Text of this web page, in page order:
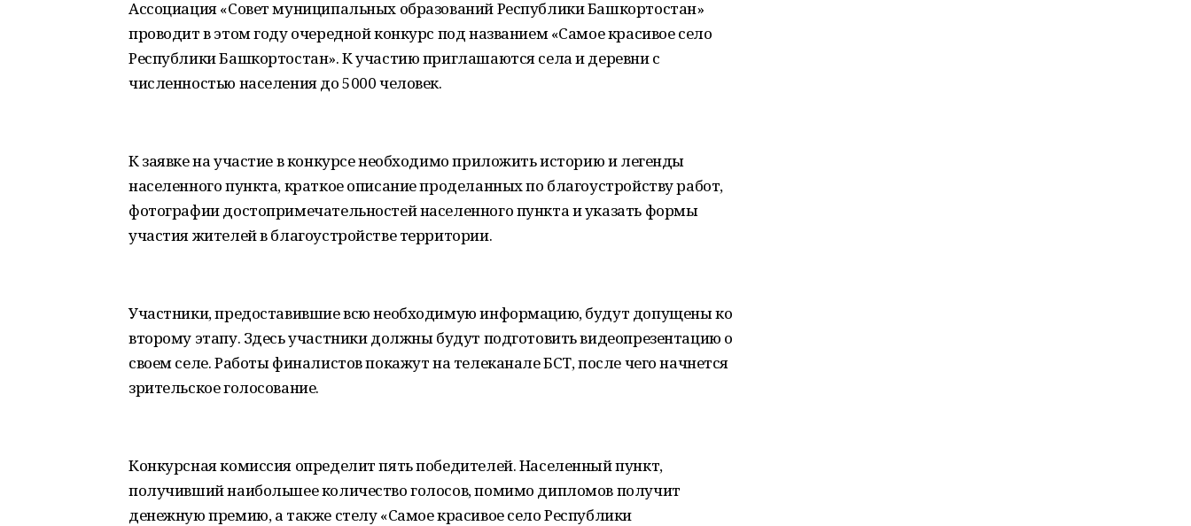
Ассоциация «Совет муниципальных образований Республики Башкортостан»
проводит в этом году очередной конкурс под названием «Самое красивое село
Республики Башкортостан». К участию приглашаются села и деревни с
численностью населения до 5000 человек.
К заявке на участие в конкурсе необходимо приложить историю и легенды
населенного пункта, краткое описание проделанных по благоустройству работ,
фотографии достопримечательностей населенного пункта и указать формы
участия жителей в благоустройстве территории.
Участники, предоставившие всю необходимую информацию, будут допущены ко
второму этапу. Здесь участники должны будут подготовить видеопрезентацию о
своем селе. Работы финалистов покажут на телеканале БСТ, после чего начнется
зрительское голосование.
Конкурсная комиссия определит пять победителей. Населенный пункт,
получивший наибольшее количество голосов, помимо дипломов получит
денежную премию, а также стелу «Самое красивое село Республики